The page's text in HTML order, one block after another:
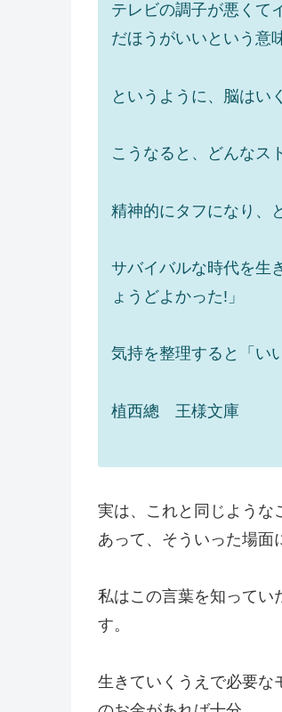
テレビの調子が悪くて
だほうがいいという意
というように、脳はい
こうなると、どんなス
精神的にタフになり、
サバイバルな時代を生
ょうどよかった!」
気持を整理すると「い
植西總 王様文庫
実は、これと同じような
あって、そういった場面
私はこの言葉を知ってい
す。
生きていくうえで必要な